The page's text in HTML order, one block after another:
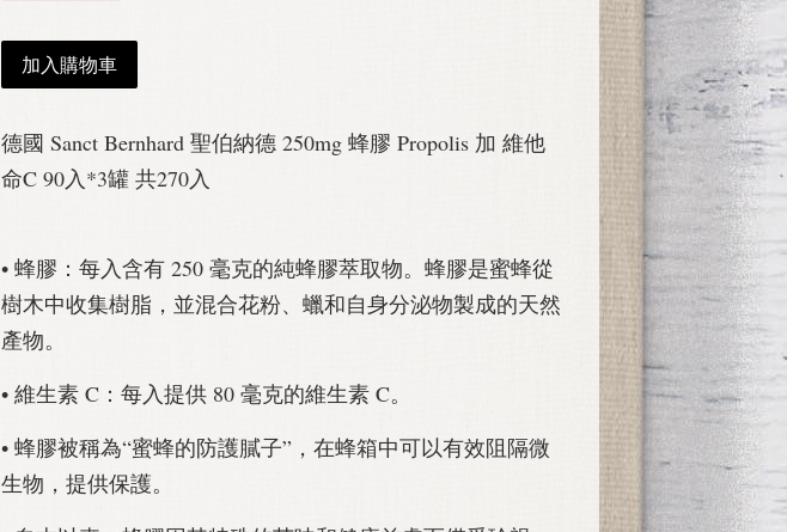
加入購物車
德國 Sanct Bernhard 聖伯納德 250mg 蜂膠 Propolis 加 維他
命C 90入*3罐 共270入
• 蜂膠：每入含有 250 毫克的純蜂膠萃取物。蜂膠是蜜蜂從
樹木中收集樹脂，並混合花粉、蠟和自身分泌物製成的天然
產物。
• 維生素 C：每入提供 80 毫克的維生素 C。
• 蜂膠被稱為“蜜蜂的防護膩子”，在蜂箱中可以有效阻隔微
生物，提供保護。